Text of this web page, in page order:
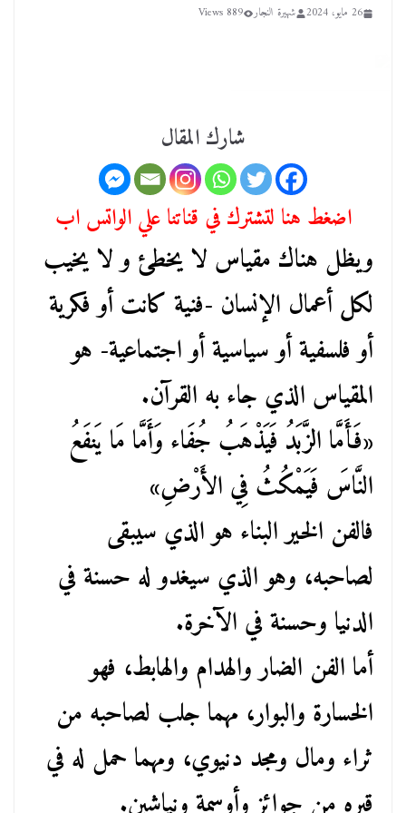
26 مايو، 2024 شهيرة النجار 889 Views
شارك المقال
اضغط هنا لتشترك في قناتنا علي الواتس اب
ويظل هناك مقياس لا يخطئ و لا يخيب
لكل أعمال الإنسان -فنية كانت أو فكرية
أو فلسفية أو سياسية أو اجتماعية- هو
المقياس الذي جاء به القرآن.
«فَأَمَّا الزَّبَدُ فَيَذْهَبُ جُفَاء وَأَمَّا مَا يَنفَعُ
النَّاسَ فَيَمْكُثُ فِي الأَرْضِ»
فالفن الخير البناء هو الذي سيبقى
لصاحبه، وهو الذي سيغدو له حسنة في
الدنيا وحسنة في الآخرة.
أما الفن الضار والهدام والهابط، فهو
الخسارة والبوار، مهما جلب لصاحبه من
ثراء ومال ومجد دنيوي، ومهما حمل له في